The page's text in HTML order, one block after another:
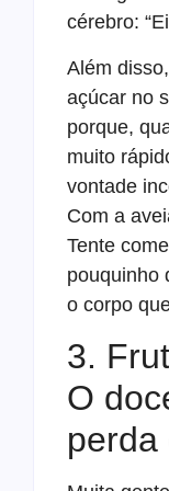
cérebro:
Além
açúcar no
porque,
muito
vontade
Com a
Tente
pouquinho
o corpo
3.
O
perda